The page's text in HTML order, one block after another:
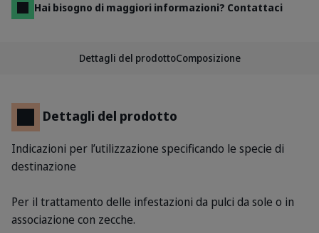
Hai bisogno di maggiori informazioni? Contattaci
Dettagli del prodottoComposizione
Dettagli del prodotto
Indicazioni per l’utilizzazione specificando le specie di
destinazione
Per il trattamento delle infestazioni da pulci da sole o in
associazione con zecche.